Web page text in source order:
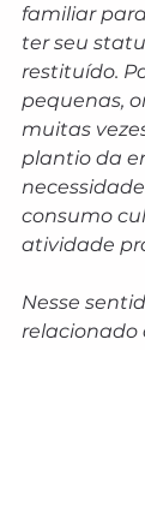
familiar
ter seu
restituído.
pequenas,
muitas
plantio da
consumo
atividade
Nesse
relacionado